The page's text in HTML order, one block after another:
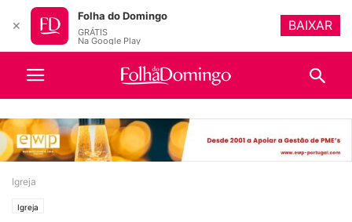
Igreja
Igreja
✕
Folha do Domingo
GRÁTIS
Na Google Play
BAIXAR